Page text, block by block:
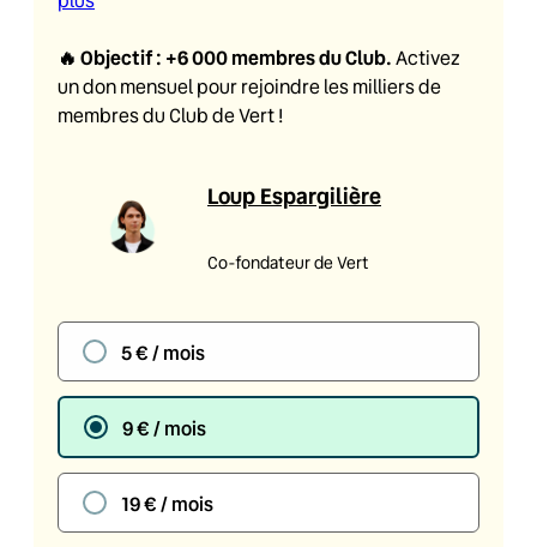
🔥 Objectif : +6 000 membres du Club. Activez
un don mensuel pour rejoindre les milliers de
membres du Club de Vert !
Loup Espargilière
Co-fondateur de Vert
5 € / mois
9 € / mois
19 € / mois